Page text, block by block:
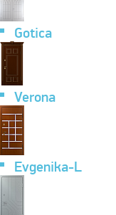
Gotica
Verona
Evgenika-L